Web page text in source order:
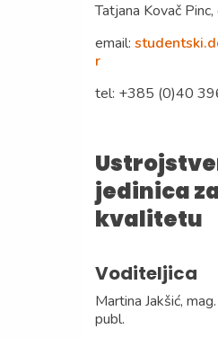
Tatjana Kovač Pinc,
email:
r
tel: +385 (0)40
jedinica
kvalitetu
Voditeljica
Martina Jakšić,
publ.